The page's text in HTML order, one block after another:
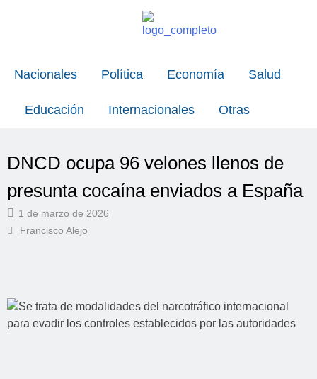
Nacionales Política Economía Salud
Educación Internacionales Otras
DNCD ocupa 96 velones llenos de
presunta cocaína enviados a España
1 de marzo de 2026
Francisco Alejo